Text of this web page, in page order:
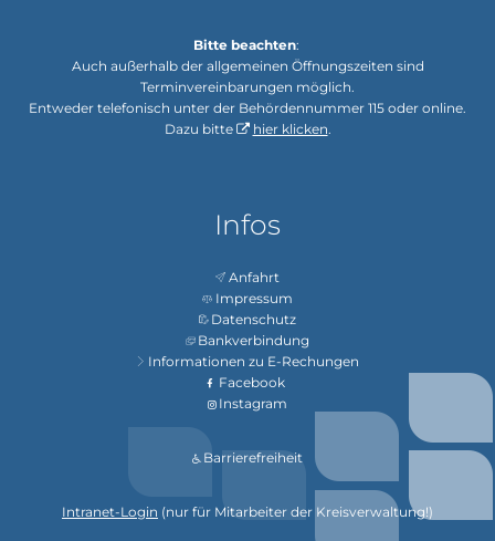
Bitte beachten:
Auch außerhalb der allgemeinen Öffnungszeiten sind
Terminvereinbarungen möglich.
Entweder telefonisch unter der Behördennummer 115 oder online.
Dazu bitte
hier klicken.
Infos
Anfahrt
Impressum
Datenschutz
Bankverbindung
Informationen zu E-Rechungen
Facebook
Instagram
Barrierefreiheit
Intranet-Login (nur für Mitarbeiter der Kreisverwaltung!)